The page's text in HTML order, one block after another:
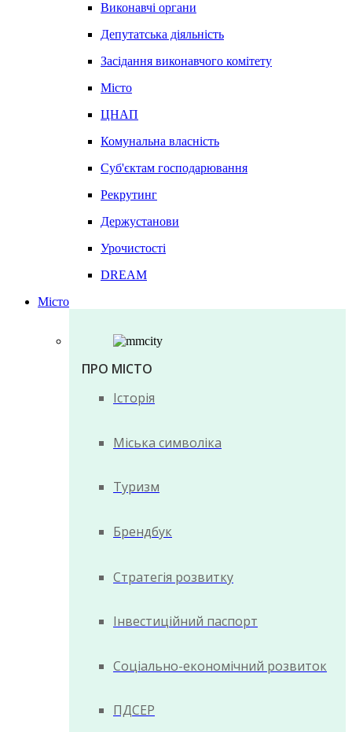
Виконавчі органи
Депутатська діяльність
Засідання виконавчого комітету
Місто
ЦНАП
Комунальна власність
Суб'єктам господарювання
Рекрутинг
Держустанови
Урочистості
DREAM
Місто
ПРО МІСТО
Історія
Міська символіка
Туризм
Брендбук
Стратегія розвитку
Інвестиційний паспорт
Соціально-економічний розвиток
ПДСЕР